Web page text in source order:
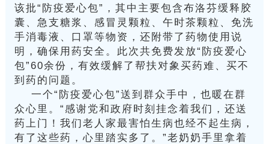
该批“防疫爱心包”，其中主要包含布洛芬缓释胶
囊、急支糖浆、感冒灵颗粒、午时茶颗粒、免洗
手消毒液、口罩等物资，还附带了药物使用说
明，确保用药安全。此次共免费发放“防疫爱心
包”60余份，有效缓解了帮扶对象买药难、买不
到药的问题。
一个“防疫爱心包”送到群众手中，也暖在群
众心里。“感谢党和政府时刻挂念着我们，还送
药上门！我们老人家最害怕生病也经不起生病，
有了这些药，心里踏实多了。”老奶奶手里拿着